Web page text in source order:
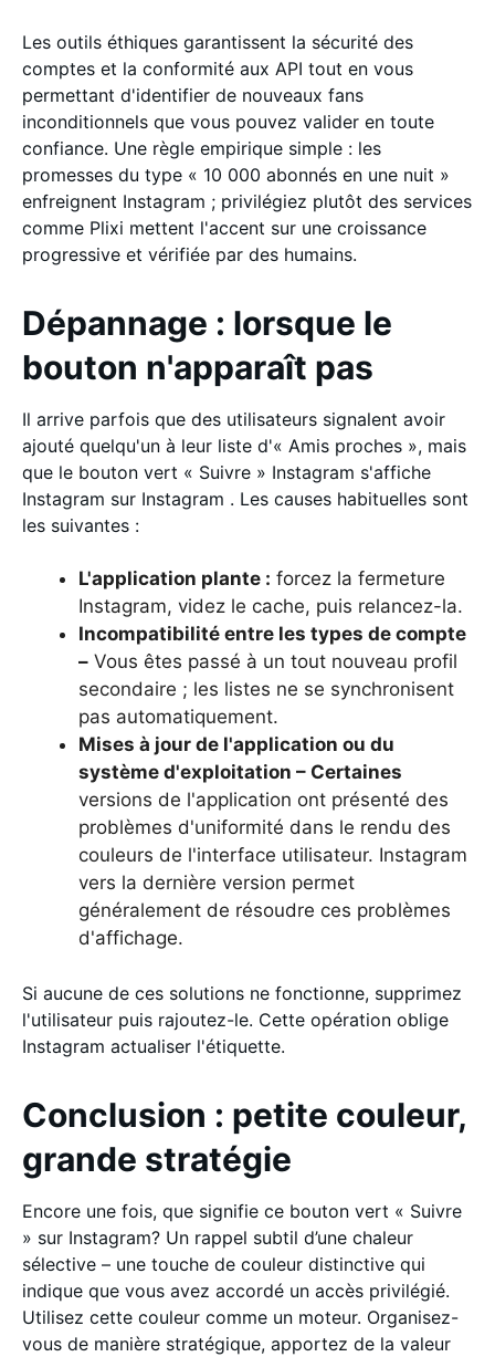
Les outils éthiques garantissent la sécurité des
comptes et la conformité aux API tout en vous
permettant d'identifier de nouveaux fans
inconditionnels que vous pouvez valider en toute
confiance. Une règle empirique simple : les
promesses du type « 10 000 abonnés en une nuit »
enfreignent Instagram ; privilégiez plutôt des services
comme Plixi mettent l'accent sur une croissance
progressive et vérifiée par des humains.
Dépannage : lorsque le
bouton n'apparaît pas
Il arrive parfois que des utilisateurs signalent avoir
ajouté quelqu'un à leur liste d'« Amis proches », mais
que le bouton vert « Suivre » Instagram s'affiche
Instagram sur Instagram . Les causes habituelles sont
les suivantes :
L'application plante : forcez la fermeture
Instagram, videz le cache, puis relancez-la.
Incompatibilité entre les types de compte
– Vous êtes passé à un tout nouveau profil
secondaire ; les listes ne se synchronisent
pas automatiquement.
Mises à jour de l'application ou du
système d'exploitation – Certaines
versions de l'application ont présenté des
problèmes d'uniformité dans le rendu des
couleurs de l'interface utilisateur. Instagram
vers la dernière version permet
généralement de résoudre ces problèmes
d'affichage.
Si aucune de ces solutions ne fonctionne, supprimez
l'utilisateur puis rajoutez-le. Cette opération oblige
Instagram actualiser l'étiquette.
Conclusion : petite couleur,
grande stratégie
Encore une fois, que signifie ce bouton vert « Suivre
» sur Instagram? Un rappel subtil d’une chaleur
sélective – une touche de couleur distinctive qui
indique que vous avez accordé un accès privilégié.
Utilisez cette couleur comme un moteur. Organisez-
vous de manière stratégique, apportez de la valeur